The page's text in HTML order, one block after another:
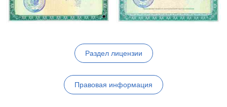
Раздел лицензии
Правовая информация